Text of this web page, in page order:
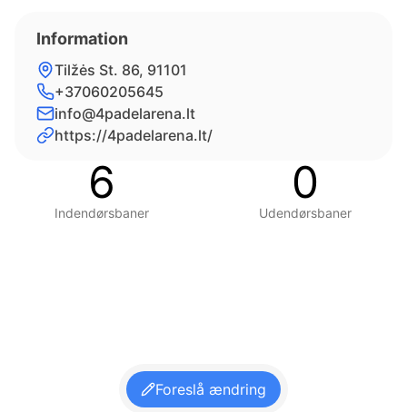
Information
Tilžės St. 86, 91101
+37060205645
info@4padelarena.lt
https://4padelarena.lt/
6
Indendørsbaner
0
Udendørsbaner
Foreslå ændring